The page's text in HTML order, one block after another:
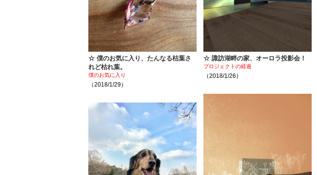
☆ 僕のお気に入り、たんなる枯葉さ
れど枯れ葉。
僕のお気に入り
（2018/1/29）
☆ 諏訪湖畔の家、オーロラ投影会！
プロジェクトの経過
（2018/1/26）